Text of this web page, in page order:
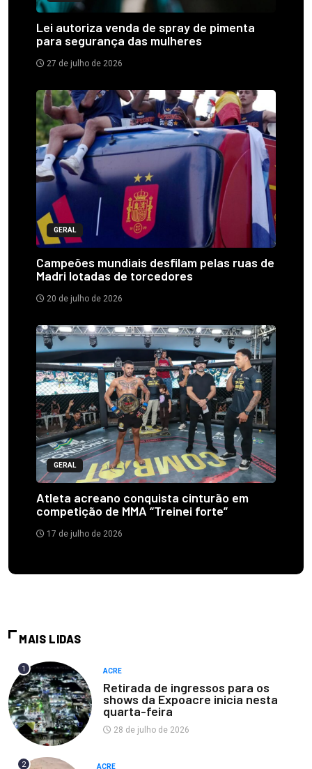
Lei autoriza venda de spray de pimenta
para segurança das mulheres
27 de julho de 2026
GERAL
Campeões mundiais desfilam pelas ruas de
Madri lotadas de torcedores
20 de julho de 2026
GERAL
Atleta acreano conquista cinturão em
competição de MMA “Treinei forte”
17 de julho de 2026
MAIS LIDAS
1 ACRE
Retirada de ingressos para os
shows da Expoacre inicia nesta
quarta-feira
28 de julho de 2026
2 ACRE